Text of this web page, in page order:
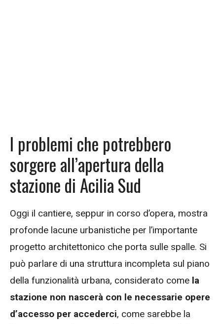
I problemi che potrebbero
sorgere all’apertura della
stazione di Acilia Sud
Oggi il cantiere, seppur in corso d’opera, mostra
profonde lacune urbanistiche per l’importante
progetto architettonico che porta sulle spalle. Si
può parlare di una struttura incompleta sul piano
della funzionalità urbana, considerato come la
stazione non nascerà con le necessarie opere
d’accesso per accederci, come sarebbe la